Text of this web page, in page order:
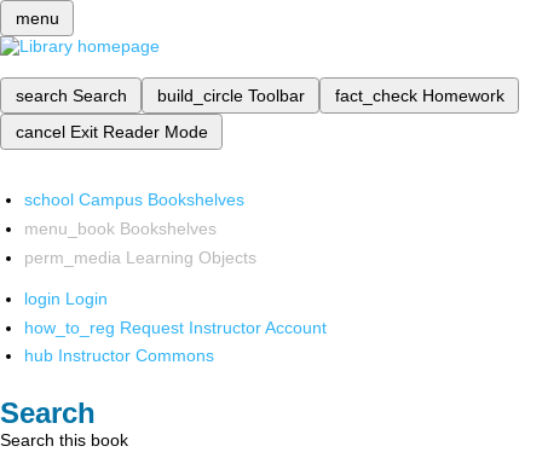
menu
search Search build_circle Toolbar fact_check Homework
cancel Exit Reader Mode
school Campus Bookshelves
menu_book Bookshelves
perm_media Learning Objects
login Login
how_to_reg Request Instructor Account
hub Instructor Commons
Search
Search this book